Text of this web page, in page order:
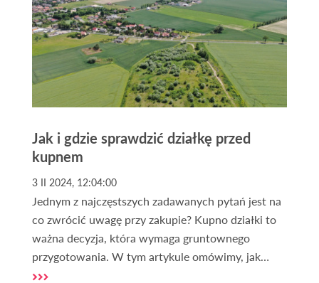
Jak i gdzie sprawdzić działkę przed
kupnem
3 II 2024, 12:04:00
Jednym z najczęstszych zadawanych pytań jest na
co zwrócić uwagę przy zakupie? Kupno działki to
ważna decyzja, która wymaga gruntownego
przygotowania. W tym artykule omówimy, jak
sprawdzić działkę i na co zwrócić uwagę podczas